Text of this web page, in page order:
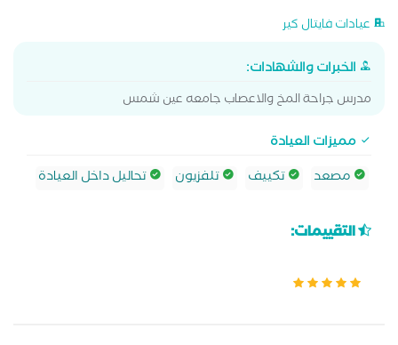
عيادات فايتال كير
الخبرات والشهادات:
مدرس جراحة المخ والاعصاب جامعه عين شمس
مميزات العيادة
مصعد
تكييف تلفزيون تحاليل داخل العيادة
التقييمات: